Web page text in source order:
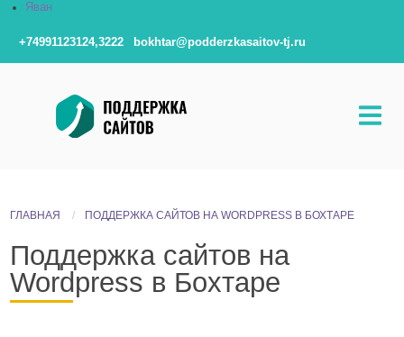
Яван
+74991123124,3222 bokhtar@podderzkasaitov-tj.ru
ГЛАВНАЯ ПОДДЕРЖКА САЙТОВ НА WORDPRESS В БОХТАРЕ
Поддержка сайтов на
Wordpress в Бохтаре